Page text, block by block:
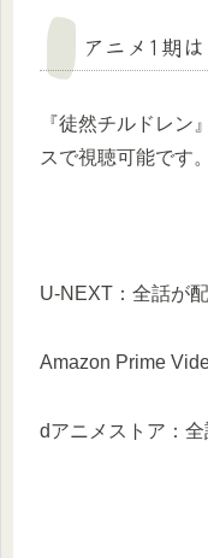
アニメ1期
『徒然チルドレン
スで視聴可能です。
U-NEXT：全話が
Amazon Prime
dアニメストア：全